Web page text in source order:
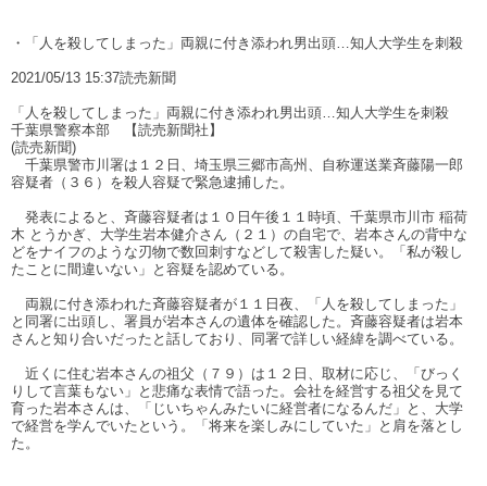
・「人を殺してしまった」両親に付き添われ男出頭…知人大学生を刺殺
2021/05/13 15:37読売新聞
「人を殺してしまった」両親に付き添われ男出頭…知人大学生を刺殺
千葉県警察本部 【読売新聞社】
(読売新聞)
千葉県警市川署は１２日、埼玉県三郷市高州、自称運送業斉藤陽一郎
容疑者（３６）を殺人容疑で緊急逮捕した。
発表によると、斉藤容疑者は１０日午後１１時頃、千葉県市川市 稲荷
木 とうかぎ、大学生岩本健介さん（２１）の自宅で、岩本さんの背中な
どをナイフのような刃物で数回刺すなどして殺害した疑い。「私が殺し
たことに間違いない」と容疑を認めている。
両親に付き添われた斉藤容疑者が１１日夜、「人を殺してしまった」
と同署に出頭し、署員が岩本さんの遺体を確認した。斉藤容疑者は岩本
さんと知り合いだったと話しており、同署で詳しい経緯を調べている。
近くに住む岩本さんの祖父（７９）は１２日、取材に応じ、「びっく
りして言葉もない」と悲痛な表情で語った。会社を経営する祖父を見て
育った岩本さんは、「じいちゃんみたいに経営者になるんだ」と、大学
で経営を学んでいたという。「将来を楽しみにしていた」と肩を落とし
た。